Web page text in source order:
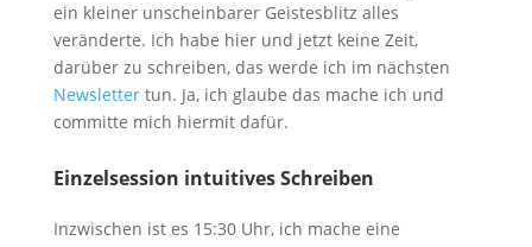
ein kleiner unscheinbarer Geistesblitz alles
veränderte. Ich habe hier und jetzt keine Zeit,
darüber zu schreiben, das werde ich im nächsten
Newsletter tun. Ja, ich glaube das mache ich und
committe mich hiermit dafür.
Einzelsession intuitives Schreiben
Inzwischen ist es 15:30 Uhr, ich mache eine